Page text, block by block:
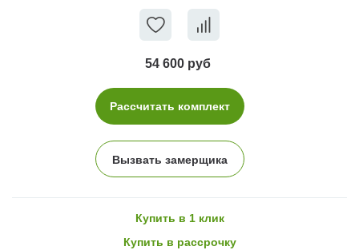
54 600 руб
Рассчитать комплект
Вызвать замерщика
Купить в 1 клик
Купить в рассрочку